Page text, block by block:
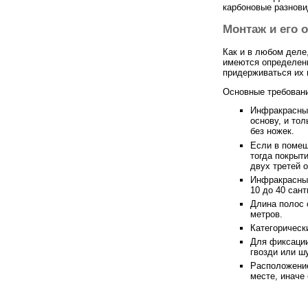
карбоновые
Монтаж и его
Как и в любом
имеются
придерживаться их
Основные
основу, и
без ножек.
Если в
тогда
двух третей
10 до 40
Длина полос
метров.
Для
гвозди или
месте, иначе